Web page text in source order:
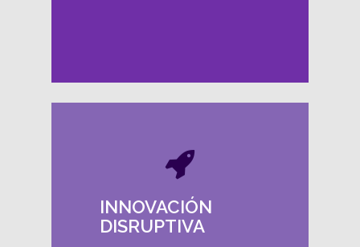
INNOVACIÓN
DISRUPTIVA
Creación de
productos o
servicios que
cambian
radicalmente un